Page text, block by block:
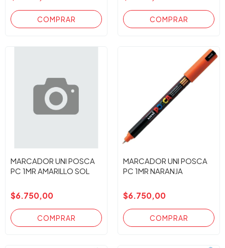
MARCADOR UNI POSCA
PC 1MR AMARILLO SOL
$6.750,00
MARCADOR UNI POSCA
PC 1MR NARANJA
$6.750,00